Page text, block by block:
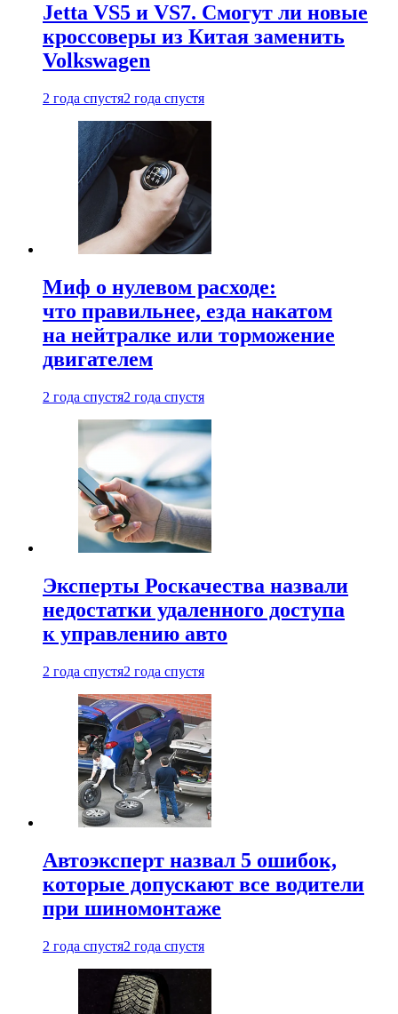
Jetta VS5 и VS7. Смогут ли новые
кроссоверы из Китая заменить
Volkswagen
2 года спустя2 года спустя
Миф о нулевом расходе:
что правильнее, езда накатом
на нейтралке или торможение
двигателем
2 года спустя2 года спустя
Эксперты Роскачества назвали
недостатки удаленного доступа
к управлению авто
2 года спустя2 года спустя
Автоэксперт назвал 5 ошибок,
которые допускают все водители
при шиномонтаже
2 года спустя2 года спустя